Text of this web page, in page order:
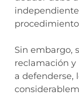
Sin embargo,
reclamación
a defenderse,